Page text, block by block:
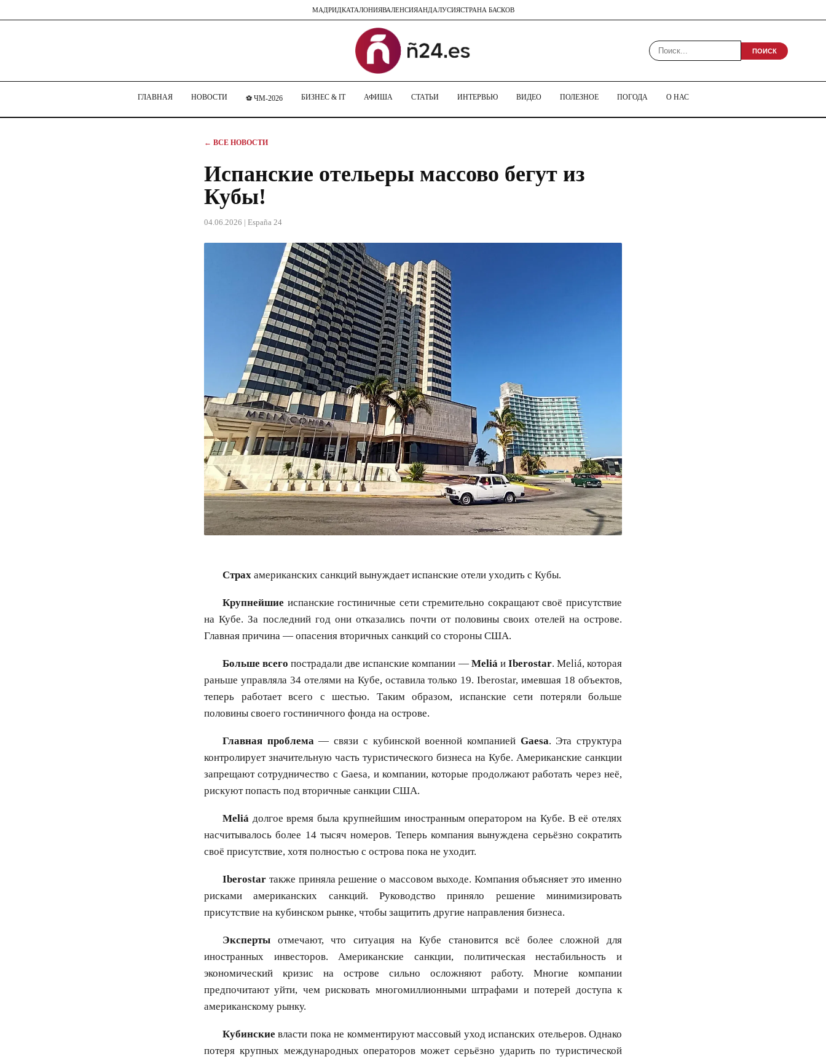
МАДРИДКАТАЛОНИЯВАЛЕНСИЯАНДАЛУСИЯСТРАНА БАСКОВ
ПОИСК
ГЛАВНАЯ НОВОСТИ ⚽ ЧМ-2026 БИЗНЕС & IT АФИША СТАТЬИ ИНТЕРВЬЮ ВИДЕО ПОЛЕЗНОЕ ПОГОДА О НАС
← ВСЕ НОВОСТИ
Испанские отельеры массово бегут из
Кубы!
04.06.2026 | España 24
Страх американских санкций вынуждает испанские отели уходить с Кубы.
Крупнейшие испанские гостиничные сети стремительно сокращают своё присутствие
на Кубе. За последний год они отказались почти от половины своих отелей на острове.
Главная причина — опасения вторичных санкций со стороны США.
Больше всего пострадали две испанские компании — Meliáи Iberostar. Meliá, которая
раньше управляла 34 отелями на Кубе, оставила только 19. Iberostar, имевшая 18 объектов,
теперь работает всего с шестью. Таким образом, испанские сети потеряли больше
половины своего гостиничного фонда на острове.
Главная проблема— связи с кубинской военной компанией Gaesa. Эта структура
контролирует значительную часть туристического бизнеса на Кубе. Американские санкции
запрещают сотрудничество с Gaesa, и компании, которые продолжают работать через неё,
рискуют попасть под вторичные санкции США.
Meliá долгое время была крупнейшим иностранным оператором на Кубе. В её отелях
насчитывалось более 14 тысяч номеров. Теперь компания вынуждена серьёзно сократить
своё присутствие, хотя полностью с острова пока не уходит.
Iberostar также приняла решение о массовом выходе. Компания объясняет это именно
рисками американских санкций. Руководство приняло решение минимизировать
присутствие на кубинском рынке, чтобы защитить другие направления бизнеса.
Эксперты отмечают, что ситуация на Кубе становится всё более сложной для
иностранных инвесторов. Американские санкции, политическая нестабильность и
экономический кризис на острове сильно осложняют работу. Многие компании
предпочитают уйти, чем рисковать многомиллионными штрафами и потерей доступа к
американскому рынку.
Кубинские власти пока не комментируют массовый уход испанских отельеров. Однако
потеря крупных международных операторов может серьёзно ударить по туристической